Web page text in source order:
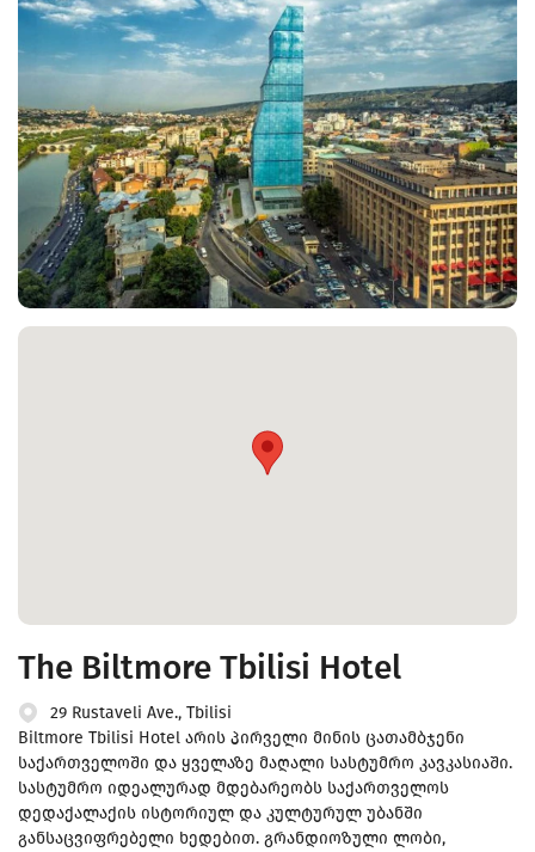
The Biltmore Tbilisi Hotel
29 Rustaveli Ave., Tbilisi
Biltmore Tbilisi Hotel არის პირველი მინის ცათამბჯენი
საქართველოში და ყველაზე მაღალი სასტუმრო კავკასიაში.
სასტუმრო იდეალურად მდებარეობს საქართველოს
დედაქალაქის ისტორიულ და კულტურულ უბანში
განსაცვიფრებელი ხედებით. გრანდიოზული ლობი,